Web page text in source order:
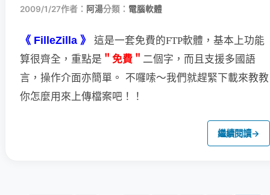
2009/1/27作者： 阿湯分類： 電腦軟體
《 FilleZilla 》
這是一套免費的FTP軟體，基本上功能
算很齊全，重點是 ＂免費＂ 二個字， 而且支援多國語
言，操作介面亦簡單。
不囉嗦～我們就趕緊下載來教教
你怎麼用來上傳檔案吧！！
繼續閱讀→